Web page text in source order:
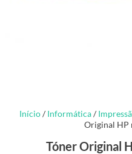
Início/ Informática/
Original HP
Tóner Original